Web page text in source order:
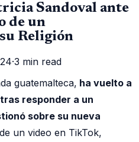
Sandoval ante
de un
Religión
·3 min read
guatemalteca, ha vuelto a
responder a un
sobre su nueva
un video en TikTok,